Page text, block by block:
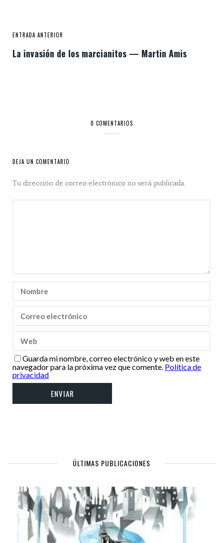
ENTRADA ANTERIOR
La invasión de los marcianitos — Martin Amis
0 COMENTARIOS
DEJA UN COMENTARIO
Tu dirección de correo electrónico no será publicada.
Guarda mi nombre, correo electrónico y web en este
navegador para la próxima vez que comente. Política de
privacidad
ÚLTIMAS PUBLICACIONES